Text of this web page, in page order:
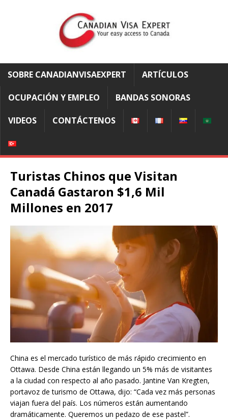
SOBRE CANADIANVISAEXPERT ARTÍCULOS
OCUPACIÓN Y EMPLEO BANDAS SONORAS
VIDEOS CONTÁCTENOS
Turistas Chinos que Visitan
Canadá Gastaron $1,6 Mil
Millones en 2017
China es el mercado turístico de más rápido crecimiento en
Ottawa. Desde China están llegando un 5% más de visitantes
a la ciudad con respecto al año pasado. Jantine Van Kregten,
portavoz de turismo de Ottawa, dijo: “Cada vez más personas
viajan fuera del país. Los números están aumentando
dramáticamente. Queremos un pedazo de ese pastel”.